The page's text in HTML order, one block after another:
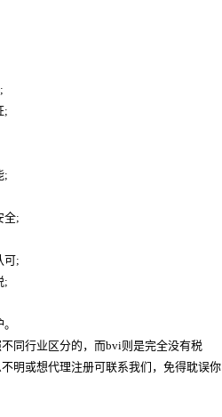
;
;
全;
可;
;
同行业区分的，而bvi则是完全没有税
明或想代理注册可联系我们，免得耽误你